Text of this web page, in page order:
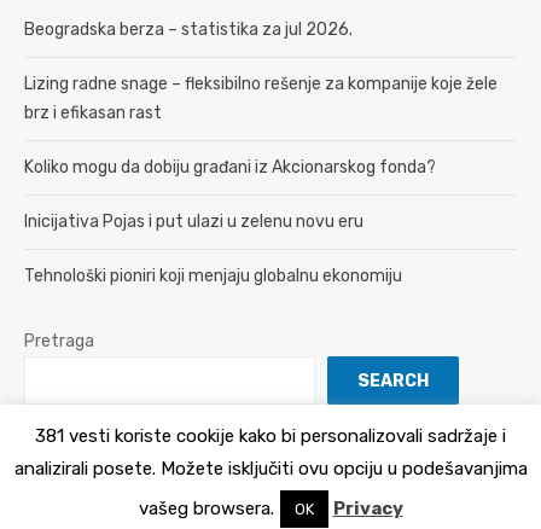
Beogradska berza – statistika za jul 2026.
Lizing radne snage – fleksibilno rešenje za kompanije koje žele
brz i efikasan rast
Koliko mogu da dobiju građani iz Akcionarskog fonda?
Inicijativa Pojas i put ulazi u zelenu novu eru
Tehnološki pioniri koji menjaju globalnu ekonomiju
Pretraga
SEARCH
Politika Privatnosti
381 vesti koriste cookije kako bi personalizovali sadržaje i
analizirali posete. Možete isključiti ovu opciju u podešavanjima
vašeg browsera.
OK Privacy